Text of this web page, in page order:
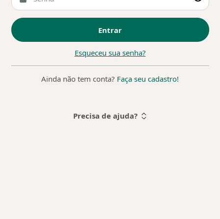
Entrar
Esqueceu sua senha?
Ainda não tem conta? Faça seu cadastro!
Precisa de ajuda?